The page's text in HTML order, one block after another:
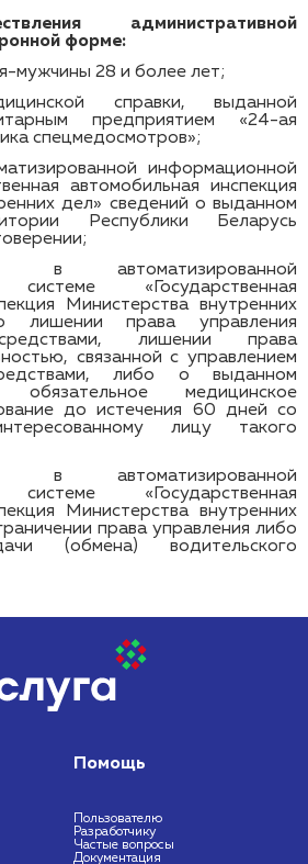
административной
форме:
мужчины 28 и более лет;
справки, выданной
предприятием «24-ая
спецмедосмотров»;
информационной
автомобильная инспекция
дел» сведений о выданном
Республики Беларусь
в автоматизированной
«Государственная
Министерства внутренних
лишении права управления
лишении права
связанной с управлением
либо о выданном
медицинское
до истечения 60 дней со
лицу такого
в автоматизированной
«Государственная
Министерства внутренних
права управления либо
(обмена) водительского
Помощь
Пользователю
Разработчику
Частые вопросы
Документация